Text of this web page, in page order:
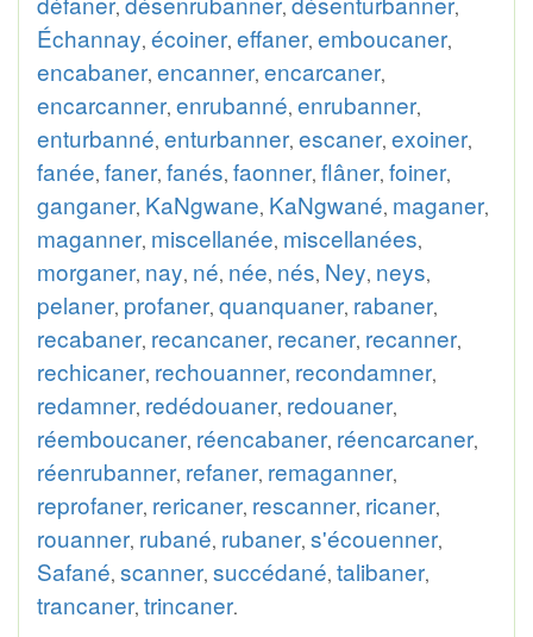
, , ,
Échannay, écoiner, effaner, emboucaner,
encabaner, encanner, encarcaner,
encarcanner, enrubanné, enrubanner,
enturbanné, enturbanner, escaner, exoiner,
fanée, faner, fanés, faonner, flâner, foiner,
ganganer, KaNgwane, KaNgwané, maganer,
maganner, miscellanée, miscellanées,
morganer, nay, né, née, nés, Ney, neys,
pelaner, profaner, quanquaner, rabaner,
recabaner, recancaner, recaner, recanner,
rechicaner, rechouanner, recondamner,
redamner, redédouaner, redouaner,
réemboucaner, réencabaner, réencarcaner,
réenrubanner, refaner, remaganner,
reprofaner, rericaner, rescanner, ricaner,
rouanner, rubané, rubaner, s'écouenner,
Safané, scanner, succédané, talibaner,
trancaner, trincaner.